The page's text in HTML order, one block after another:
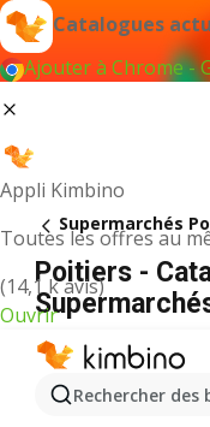
Catalogues
Ajouter à Chrome -
Appli Kimbino
Toutes les offres au
(14,1 k avis)
Ouvrir
Rechercher
Supermarchés
Poitiers -